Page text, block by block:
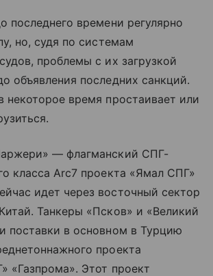
последнего времени регулярно
но, судя по системам
проблемы с их загрузкой
объявления последних санкций.
некоторое время простаивает или
— флагманский СПГ-
класса Arc7 проекта «Ямал СПГ»
идет через восточный сектор
Танкеры «Псков» и «Великий
поставки в основном в Турцию
проекта
«Газпрома». Этот проект